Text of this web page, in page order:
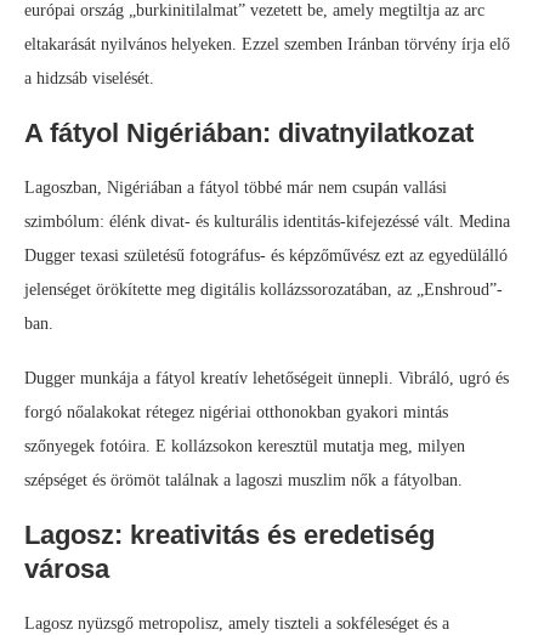
európai ország „burkinitilalmat” vezetett be, amely megtiltja az arc
eltakarását nyilvános helyeken. Ezzel szemben Iránban törvény írja elő
a hidzsáb viselését.
A fátyol Nigériában: divatnyilatkozat
Lagoszban, Nigériában a fátyol többé már nem csupán vallási
szimbólum: élénk divat- és kulturális identitás-kifejezéssé vált. Medina
Dugger texasi születésű fotográfus- és képzőművész ezt az egyedülálló
jelenséget örökítette meg digitális kollázssorozatában, az „Enshroud”-
ban.
Dugger munkája a fátyol kreatív lehetőségeit ünnepli. Vibráló, ugró és
forgó nőalakokat rétegez nigériai otthonokban gyakori mintás
szőnyegek fotóira. E kollázsokon keresztül mutatja meg, milyen
szépséget és örömöt találnak a lagoszi muszlim nők a fátyolban.
Lagosz: kreativitás és eredetiség
városa
Lagosz nyüzsgő metropolisz, amely tiszteli a sokféleséget és a